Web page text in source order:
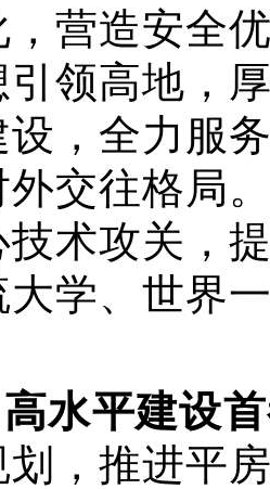
营造安全
领高地，
，全力服
外交往格局
技术攻关，
学、世界
高水平建设
，推进平